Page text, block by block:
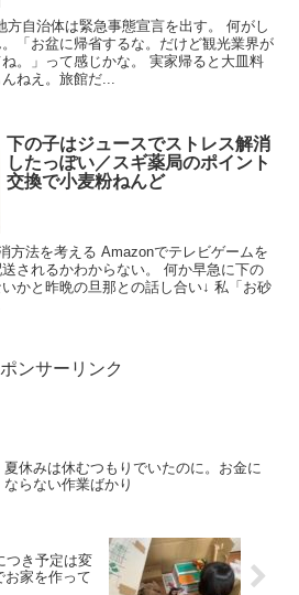
方自治体は緊急事態宣言を出す。 何がし
「お盆に帰省するな。だけど観光業界が
。」って感じかな。 実家帰ると大皿料
ねえ。旅館だ...
下の子はジュースでストレス解消
したっぽい／スギ薬局のポイント
交換で小麦粉ねんど
方法を考える Amazonでテレビゲームを
されるかわからない。 何か早急に下の
かと昨晩の旦那との話し合い↓ 私「お砂
ンサーリンク
夏休みは休むつもりでいたのに。お金に
ならない作業ばかり
つき予定は変
家を作って